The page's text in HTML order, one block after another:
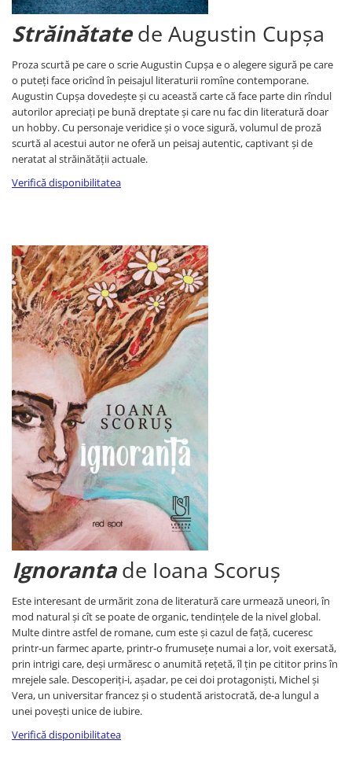
Străinătatede Augustin Cupșa
Proza scurtă pe care o scrie Augustin Cupșa e o alegere sigură pe care
o puteți face oricînd în peisajul literaturii romîne contemporane.
Augustin Cupșa dovedește și cu această carte că face parte din rîndul
autorilor apreciați pe bună dreptate și care nu fac din literatură doar
un hobby. Cu personaje veridice și o voce sigură, volumul de proză
scurtă al acestui autor ne oferă un peisaj autentic, captivant și de
neratat al străinătății actuale.
Verifică disponibilitatea
Ignorantade Ioana Scoruș
Este interesant de urmărit zona de literatură care urmează uneori, în
mod natural și cît se poate de organic, tendințele de la nivel global.
Multe dintre astfel de romane, cum este și cazul de față, cuceresc
printr-un farmec aparte, printr-o frumusețe numai a lor, voit exersată,
prin intrigi care, deși urmăresc o anumită rețetă, îl țin pe cititor prins în
mrejele sale. Descoperiți-i, așadar, pe cei doi protagoniști, Michel și
Vera, un universitar francez și o studentă aristocrată, de-a lungul a
unei povești unice de iubire.
Verifică disponibilitatea